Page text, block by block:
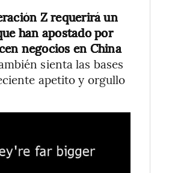
Z requerirá un
han apostado por
negocios en China
sienta las bases
apetito y orgullo